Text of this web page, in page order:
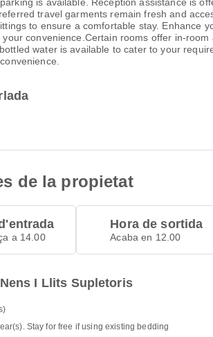
travel garments remain fresh and
to ensure a comfortable stay. Enhance
convenience.Certain rooms offer in-
water is available to cater to your
de la propietat
a 14.00
Hora de sortida
Acaba en 12.00
I Llits Supletoris
Stay for free if using existing bedding